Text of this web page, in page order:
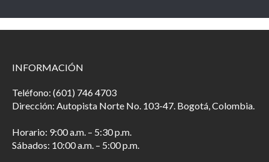
INFORMACIÓN
Teléfono: (601) 746 4703
Dirección: Autopista Norte No. 103-47. Bogotá, Colombia.
Horario: 9:00 a.m. – 5:30 p.m.
Sábados: 10:00 a.m. – 5:00 p.m.